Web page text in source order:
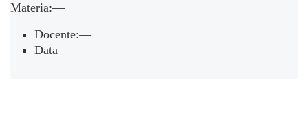
Materia:—
Docente:—
Data—